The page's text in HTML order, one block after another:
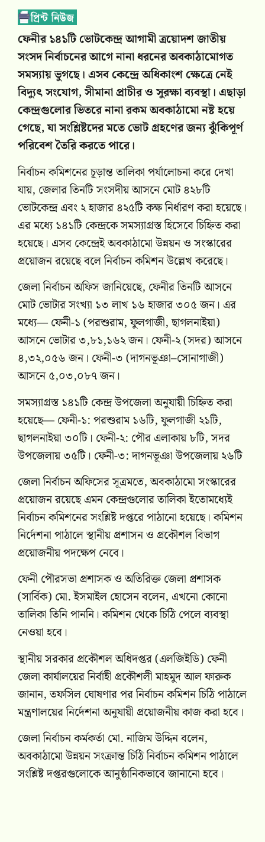
ফেনীর ১৪১টি ভোটকেন্দ্র আগামী ত্রয়োদশ জাতীয়
সংসদ নির্বাচনের আগে নানা ধরনের অবকাঠামোগত
সমস্যায় ভুগছে। এসব কেন্দ্রে অধিকাংশ ক্ষেত্রে নেই
বিদ্যুৎ সংযোগ, সীমানা প্রাচীর ও সুরক্ষা ব্যবস্থা। এছাড়া
কেন্দ্রগুলোর ভিতরে নানা রকম অবকাঠামো নষ্ট হয়ে
গেছে, যা সংশ্লিষ্টদের মতে ভোট গ্রহণের জন্য ঝুঁকিপূর্ণ
পরিবেশ তৈরি করতে পারে।
নির্বাচন কমিশনের চূড়ান্ত তালিকা পর্যালোচনা করে দেখা
যায়, জেলার তিনটি সংসদীয় আসনে মোট ৪২৮টি
ভোটকেন্দ্র এবং ২ হাজার ৪২৫টি কক্ষ নির্ধারণ করা হয়েছে।
এর মধ্যে ১৪১টি কেন্দ্রকে সমস্যাগ্রস্ত হিসেবে চিহ্নিত করা
হয়েছে। এসব কেন্দ্রেই অবকাঠামো উন্নয়ন ও সংস্কারের
প্রয়োজন রয়েছে বলে নির্বাচন কমিশন উল্লেখ করেছে।
জেলা নির্বাচন অফিস জানিয়েছে, ফেনীর তিনটি আসনে
মোট ভোটার সংখ্যা ১৩ লাখ ১৬ হাজার ৩০৫ জন। এর
মধ্যে— ফেনী-১ (পরশুরাম, ফুলগাজী, ছাগলনাইয়া)
আসনে ভোটার ৩,৮১,১৬২ জন। ফেনী-২ (সদর) আসনে
৪,৩২,০৫৬ জন। ফেনী-৩ (দাগনভূঞা–সোনাগাজী)
আসনে ৫,০৩,০৮৭ জন।
সমস্যাগ্রস্ত ১৪১টি কেন্দ্র উপজেলা অনুযায়ী চিহ্নিত করা
হয়েছে— ফেনী-১: পরশুরাম ১৬টি, ফুলগাজী ২১টি,
ছাগলনাইয়া ৩০টি। ফেনী-২: পৌর এলাকায় ৮টি, সদর
উপজেলায় ৩৫টি। ফেনী-৩: দাগনভূঞা উপজেলায় ২৬টি
জেলা নির্বাচন অফিসের সূত্রমতে, অবকাঠামো সংস্কারের
প্রয়োজন রয়েছে এমন কেন্দ্রগুলোর তালিকা ইতোমধ্যেই
নির্বাচন কমিশনের সংশ্লিষ্ট দপ্তরে পাঠানো হয়েছে। কমিশন
নির্দেশনা পাঠালে স্থানীয় প্রশাসন ও প্রকৌশল বিভাগ
প্রয়োজনীয় পদক্ষেপ নেবে।
ফেনী পৌরসভা প্রশাসক ও অতিরিক্ত জেলা প্রশাসক
(সার্বিক) মো. ইসমাইল হোসেন বলেন, এখনো কোনো
তালিকা তিনি পাননি। কমিশন থেকে চিঠি পেলে ব্যবস্থা
নেওয়া হবে।
স্থানীয় সরকার প্রকৌশল অধিদপ্তর (এলজিইডি) ফেনী
জেলা কার্যালয়ের নির্বাহী প্রকৌশলী মাহমুদ আল ফারুক
জানান, তফসিল ঘোষণার পর নির্বাচন কমিশন চিঠি পাঠালে
মন্ত্রণালয়ের নির্দেশনা অনুযায়ী প্রয়োজনীয় কাজ করা হবে।
জেলা নির্বাচন কর্মকর্তা মো. নাজিম উদ্দিন বলেন,
অবকাঠামো উন্নয়ন সংক্রান্ত চিঠি নির্বাচন কমিশন পাঠালে
সংশ্লিষ্ট দপ্তরগুলোকে আনুষ্ঠানিকভাবে জানানো হবে।